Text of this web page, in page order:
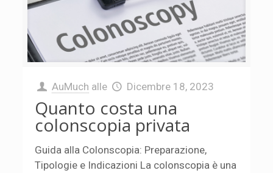
AuMuch alle Dicembre 18, 2023
Quanto costa una
colonscopia privata
Guida alla Colonscopia: Preparazione,
Tipologie e Indicazioni La colonscopia è una